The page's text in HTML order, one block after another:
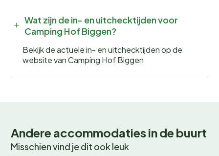
Wat zijn de in- en uitchecktijden voor
Camping Hof Biggen?
Bekijk de actuele in- en uitchecktijden op de
website van Camping Hof Biggen
Andere accommodaties in de buurt
Misschien vind je dit ook leuk